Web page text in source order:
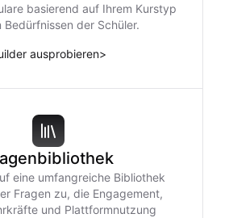
basierend auf Ihrem Kurstyp
Bedürfnissen der Schüler.
ausprobieren>
eine umfangreiche Bibliothek
Fragen zu, die Engagement,
und Plattformnutzung